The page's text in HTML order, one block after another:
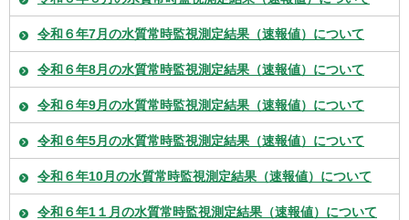
令和６年7月の水質常時監視測定結果（速報値）について
令和６年8月の水質常時監視測定結果（速報値）について
令和６年9月の水質常時監視測定結果（速報値）について
令和６年5月の水質常時監視測定結果（速報値）について
令和６年10月の水質常時監視測定結果（速報値）について
令和６年1１月の水質常時監視測定結果（速報値）について